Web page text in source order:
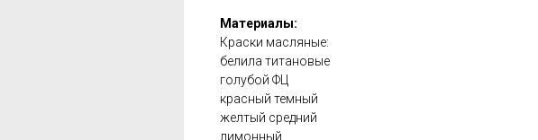
Материалы:
Краски масляные:
белила титановые
голубой ФЦ
красный темный
желтый средний
лимонный